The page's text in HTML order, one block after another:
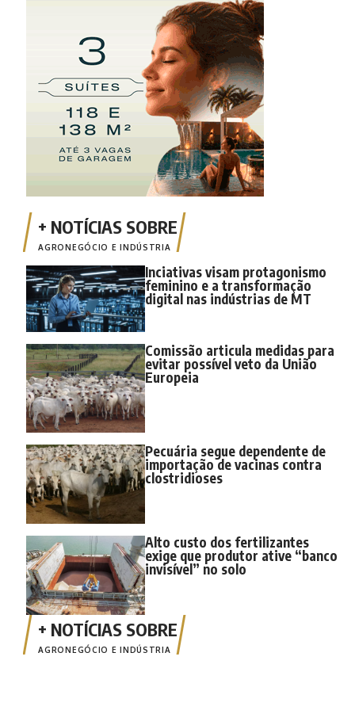
AGRONEGÓCIO E INDÚSTRIA
Inciativas visam protagonismo
feminino e a transformação
digital nas indústrias de MT
Comissão articula medidas para
evitar possível veto da União
Europeia
Pecuária segue dependente de
importação de vacinas contra
clostridioses
Alto custo dos fertilizantes
exige que produtor ative “banco
invisível” no solo
AGRONEGÓCIO E INDÚSTRIA